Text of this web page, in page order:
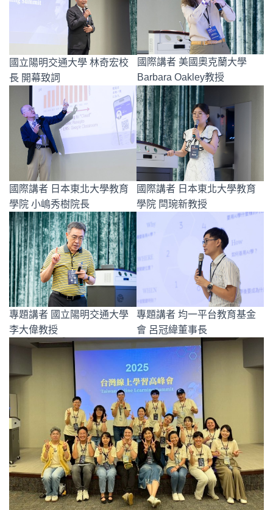
國立陽明交通大學 林奇宏校
長 開幕致詞
國際講者 美國奧克蘭大學
Barbara Oakley教授
國際講者 日本東北大學教育
學院 小嶋秀樹院長
國際講者 日本東北大學教育
學院 閆琬新教授
專題講者 國立陽明交通大學
李大偉教授
專題講者 均一平台教育基金
會 呂冠緯董事長